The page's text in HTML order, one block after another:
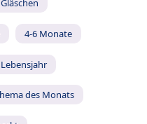
4-6 Monate
des Monats